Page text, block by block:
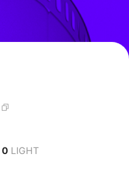
0 LIGHT